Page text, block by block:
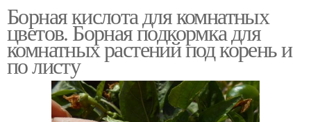
Борная кислота для комнатных
цветов. Борная подкормка для
комнатных растений под корень и
по листу